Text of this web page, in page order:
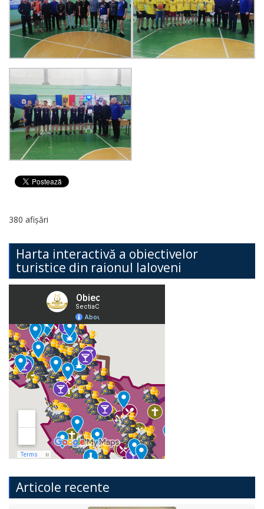
380 afișări
Harta interactivă a obiectivelor
turistice din raionul Ialoveni
Articole recente